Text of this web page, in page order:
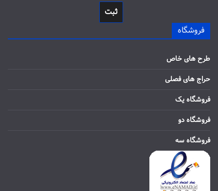
ثبت
فروشگاه
طرح های خاص
حراج های فصلی
فروشگاه یک
فروشگاه دو
فروشگاه سه